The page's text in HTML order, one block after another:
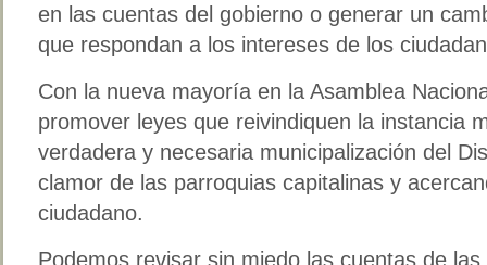
en las cuentas del gobierno o generar un
que respondan a los intereses de los
Con la nueva mayoría en la Asamblea
promover leyes que reivindiquen la instancia
verdadera y necesaria municipalización del
clamor de las parroquias capitalinas y
ciudadano.
Podemos revisar sin miedo las cuentas de